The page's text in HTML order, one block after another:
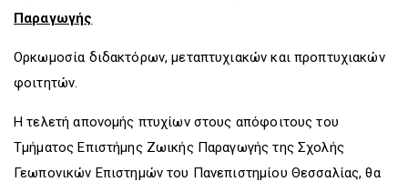
Παραγωγής
Ορκωμοσία διδακτόρων, μεταπτυχιακών και προπτυχιακών
φοιτητών.
Η τελετή απονομής πτυχίων στους απόφοιτους του
Τμήματος Επιστήμης Ζωικής Παραγωγής της Σχολής
Γεωπονικών Επιστημών του Πανεπιστημίου Θεσσαλίας, θα